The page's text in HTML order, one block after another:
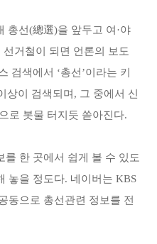
총선(總選)을 앞두고 여·야
거철이 되면 언론의 보도
검색에서 ‘총선’이라는 키
상이 검색되며, 그 중에서 신
로 봇물 터지듯 쏟아진다.
를 한 곳에서 쉽게 볼 수 있도
놓을 정도다. 네이버는 KBS
동으로 총선관련 정보를 전